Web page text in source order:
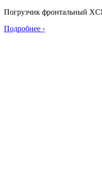
Погрузчик фронтальный
Подробнее ›